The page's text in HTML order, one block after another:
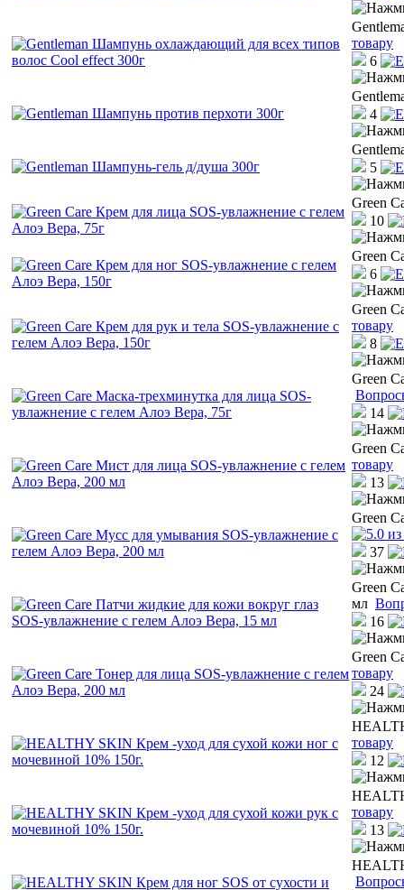
товару
6
4
5
Green
10
Green
6
Green
товару
8
Green
14
Green
товару
13
Green
37
Green
мл
16
Green
товару
24
товару
12
товару
13